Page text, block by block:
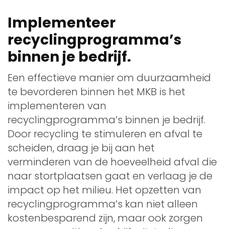
Implementeer
recyclingprogramma’s
binnen je bedrijf.
Een effectieve manier om duurzaamheid
te bevorderen binnen het MKB is het
implementeren van
recyclingprogramma’s binnen je bedrijf.
Door recycling te stimuleren en afval te
scheiden, draag je bij aan het
verminderen van de hoeveelheid afval die
naar stortplaatsen gaat en verlaag je de
impact op het milieu. Het opzetten van
recyclingprogramma’s kan niet alleen
kostenbesparend zijn, maar ook zorgen